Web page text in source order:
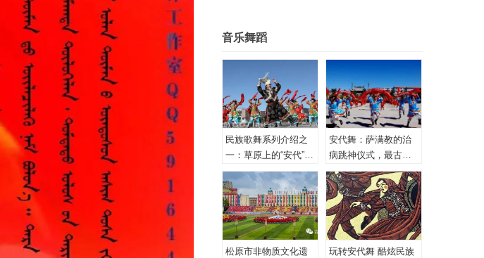
音乐舞蹈
民族歌舞系列介绍之
一：草原上的“安代”和
安代舞
安代舞：萨满教的治
病跳神仪式，最古老
的心理治疗！
松原市非物质文化遗
玩转安代舞 酷炫民族